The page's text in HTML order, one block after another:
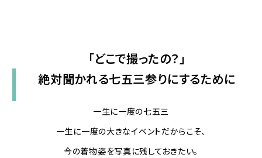
「どこで撮ったの？」
絶対聞かれる七五三参りにするために
一生に一度の七五三
一生に一度の大きなイベントだからこそ、
今の着物姿を写真に残しておきたい。